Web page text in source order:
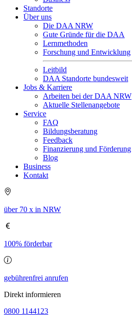
Standorte
Über uns
Die DAA NRW
Gute Gründe für die DAA
Lernmethoden
Forschung und Entwicklung
Leitbild
DAA Standorte bundesweit
Jobs & Karriere
Arbeiten bei der DAA NRW
Aktuelle Stellenangebote
Service
FAQ
Bildungsberatung
Feedback
Finanzierung und Förderung
Blog
Business
Kontakt
über 70 x in NRW
100% förderbar
gebührenfrei anrufen
Direkt informieren
0800 1144123